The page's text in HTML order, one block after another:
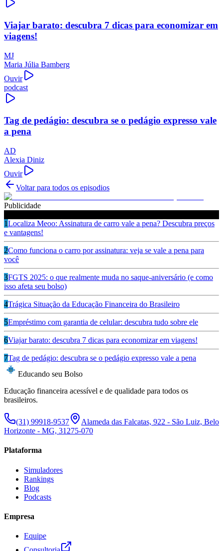
Viajar barato: descubra 7 dicas para economizar em
viagens!
MJ
Maria Júlia Bamberg
Ouvir
podcast
Tag de pedágio: descubra se o pedágio expresso vale
a pena
AD
Alexia Diniz
Ouvir
Voltar para todos os episodios
Publicidade
1Localiza Meoo: Assinatura de carro vale a pena? Descubra preços
e vantagens!
2Como funciona o carro por assinatura: veja se vale a pena para
você
3FGTS 2025: o que realmente muda no saque-aniversário (e como
isso afeta seu bolso)
4Trágica Situação da Educação Financeira do Brasileiro
5Empréstimo com garantia de celular: descubra tudo sobre ele
6Viajar barato: descubra 7 dicas para economizar em viagens!
7Tag de pedágio: descubra se o pedágio expresso vale a pena
Educando seu Bolso
Educação financeira acessível e de qualidade para todos os
brasileiros.
(31) 99918-9537
Alameda das Falcatas, 922 - São Luiz, Belo
Horizonte - MG, 31275-070
Plataforma
Simuladores
Rankings
Blog
Podcasts
Empresa
Equipe